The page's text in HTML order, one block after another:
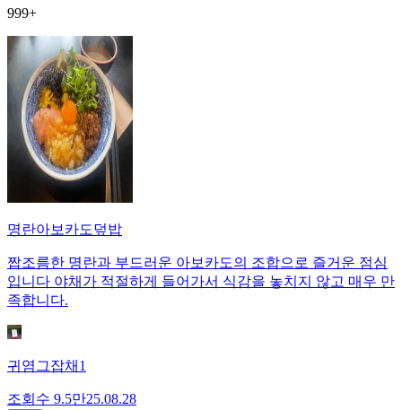
999+
명란아보카도덮밥
짭조름한 명란과 부드러운 아보카도의 조합으로 즐거운 점심
입니다 야채가 적절하게 들어가서 식감을 놓치지 않고 매우 만
족합니다.
귀염그잡채1
조회수 9.5만25.08.28